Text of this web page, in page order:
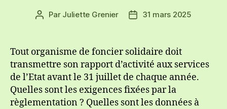
Auteur
Par Juliette Grenier
Date31 mars 2025
Tout organisme de foncier solidaire doit
transmettre son rapport d’activité aux services
de l’Etat avant le 31 juillet de chaque année.
Quelles sont les exigences fixées par la
règlementation ? Quelles sont les données à